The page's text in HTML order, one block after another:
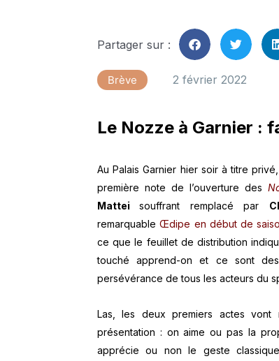
Partager sur :
Brève 2 février 2022
Le Nozze à Garnier :
Au Palais Garnier hier soir à titre
première note de l’ouverture des
Matteisouffrant remplacé par
remarquableŒdipe en début de
ce que le feuillet de distribution
touché apprend-on et ce sont
persévérance de tous les acteurs du
Las, les deux premiers actes
présentation : on aime ou pas la
apprécie ou non le geste